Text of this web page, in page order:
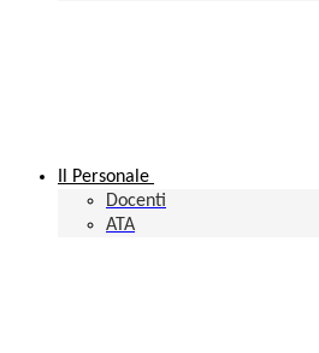
Il Personale
Docenti
ATA